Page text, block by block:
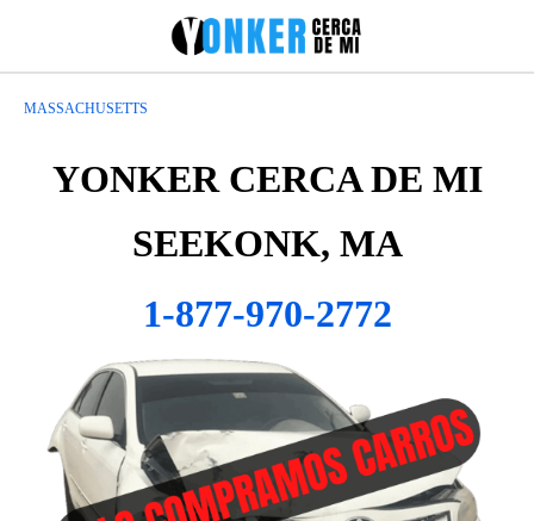
MASSACHUSETTS
YONKER CERCA DE MI
SEEKONK, MA
1-877-970-2772